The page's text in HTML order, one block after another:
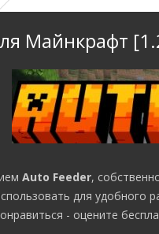
Майнкрафт
Auto Feeder,
для удобного
- оцените